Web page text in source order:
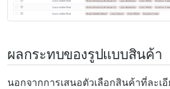
ผลกระทบของรูปแบบสินค้า
นอกจากการเสนอตัวเลือกสินค้าที่ละเ